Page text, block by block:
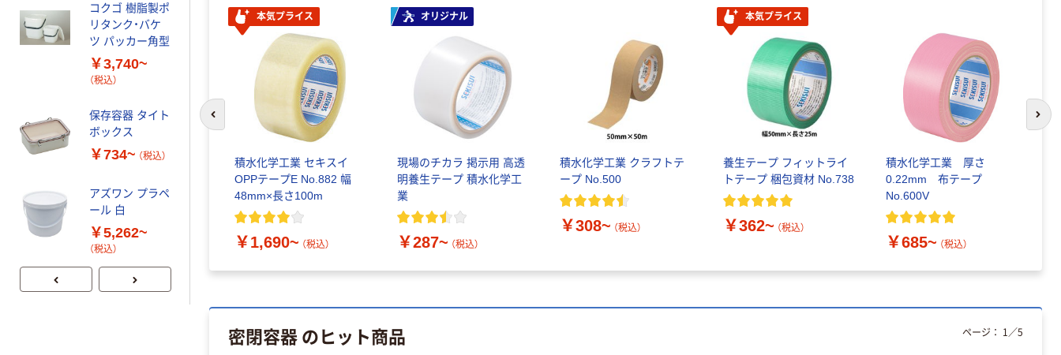
本気プライス
積水化学工業 セキスイ
OPPテープE No.882 幅
48mm×長さ100m
￥1,690~ （税込）
オリジナル
現場のチカラ 掲示用 高透
明養生テープ 積水化学工
業
￥287~ （税込）
積水化学工業 クラフトテ
ープ No.500
￥308~ （税込）
本気プライス
養生テープ フィットライ
トテープ 梱包資材 No.738
￥362~ （税込）
積水化学工業 厚さ
0.22mm 布テープ
No.600V
￥685~ （税込）
前のスライドへ 次
密閉容器 のヒット商品 ページ： 1 ／5
コクゴ 樹脂製ポ
リタンク・バケ
ツ パッカー角型
￥3,740~
（税込）
保存容器 タイト
ボックス
￥734~ （税込）
アズワン プラペ
ール 白
￥5,262~
（税込）
コクゴ 樹脂製ポ
リタンク・バケ
ツ パッカー角型
￥3,740~
（税込）
保存容器 タイト
ボックス
￥734~ （税込）
ール 白
￥5,262~
（税込）